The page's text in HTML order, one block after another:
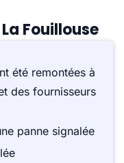
Fouillouse
été remontées à
des fournisseurs
panne signalée